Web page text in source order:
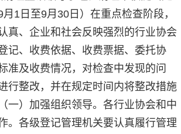
1日至9月30日）在重点检查阶段，
真、企业和社会反映强烈的行业协会
记、收费依据、收费票据、委托协
准及收费情况，对检查中发现的问
行整改，并在规定时间内将整改措施
一）加强组织领导。各行业协会和中
。各级登记管理机关要认真履行管理